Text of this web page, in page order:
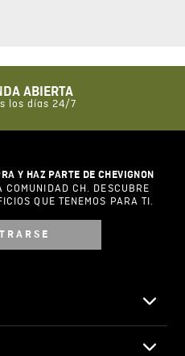
1 a 5 estrellas
ABIERTA
los días 24/7
Y HAZ PARTE DE CHEVIGNON
COMUNIDAD CH. DESCUBRE
QUE TENEMOS PARA TI.